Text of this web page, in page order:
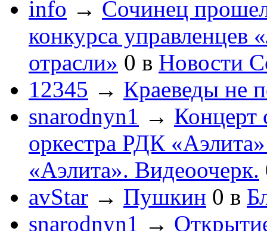
info → Сочинец
конкурса управленцев
отрасли» 0 в Новости
12345 → Краеведы не
snarodnyn1 → Концерт
оркестра РДК
«Аэлита». Видеоочерк.
avStar → Пушкин 0 в
snarodnyn1 →